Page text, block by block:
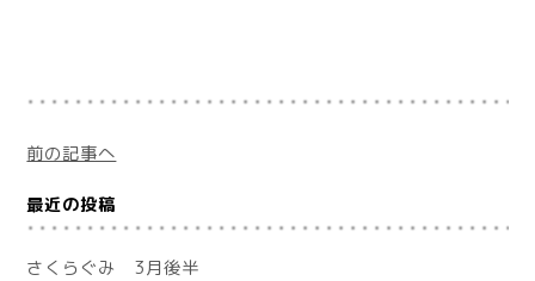
前の記事へ
最近の投稿
さくらぐみ 3月後半